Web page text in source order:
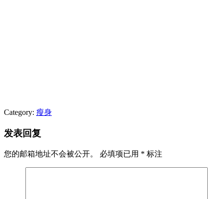
Category: 瘦身
发表回复
您的邮箱地址不会被公开。 必填项已用 * 标注